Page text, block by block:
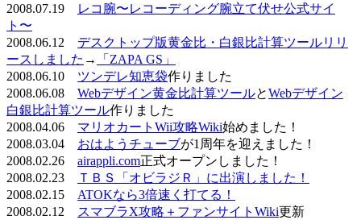
2008.07.19
レコ腕〜レコーディング腕立て伏せ公式サイ
ト〜
2008.06.12 デスクトップ版黄金比・白銀比計算ツールリリ
ースしました →
「ZAPA GS」
2008.06.10 ツンデレ知恵袋作りました
2008.06.08 Webデザイン黄金比計算ツールとWebデザイン
白銀比計算ツール作りました
2008.04.06 マリオカートWii攻略Wiki始めました！
2008.03.04 おはようチューブが1周年を迎えました！
2008.02.26 airappli.com正式オープンしました！
2008.02.23
ＴＢＳ「オビラジＲ」に出演しました！
2008.02.15 ATOKなら3倍速く打てる！
2008.02.12
スマブラX攻略＋ファンサイトWiki更新